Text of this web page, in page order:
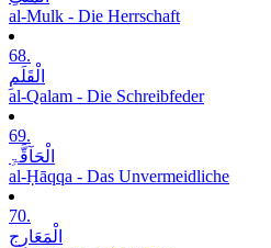
al-Mulk - Die Herrschaft
68.
الْقَلَمِ
al-Qalam - Die Schreibfeder
69.
الْحَآقَّۃِ
al-Ḥāqqa - Das Unvermeidliche
70.
الْمَعَارِجِ